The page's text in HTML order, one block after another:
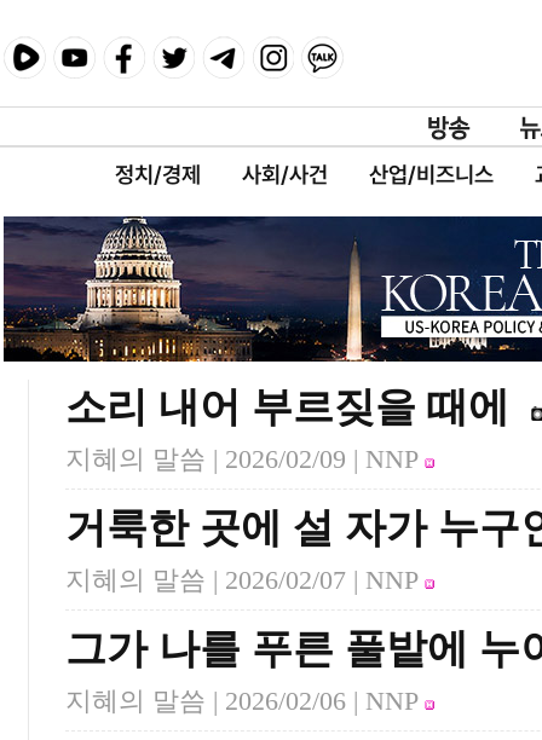
정치/경제 사회/사건 산업/비즈니스
소리 내어 부르짖을 때에
지혜의 말씀 | 2026/02/09 | NNP
거룩한 곳에 설 자가 누구
지혜의 말씀 | 2026/02/07 | NNP
그가 나를 푸른 풀밭에 누
지혜의 말씀 | 2026/02/06 | NNP